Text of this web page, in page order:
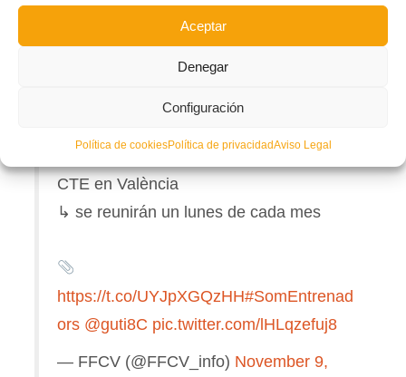
Aceptar
Denegar
Configuración
Política de cookiesPolítica de privacidadAviso Legal
Vuelven 'Las tertulias del Comité' a la
intercambian impresiones en la sede del
CTE en València
↳ se reunirán un lunes de cada mes
https://t.co/UYJpXGQzHH#SomEntrenad
ors @guti8C pic.twitter.com/lHLqzefuj8
— FFCV (@FFCV_info) November 9,